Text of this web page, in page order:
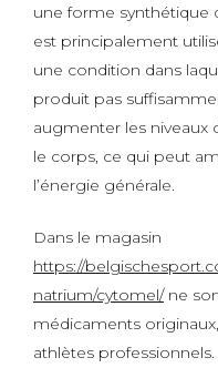
une forme synthétique
est principalement
une condition dans
produit pas
augmenter les niveaux
le corps, ce qui peut
l’énergie générale.
Dans le magasin
https://
natrium/cytomel/ne
médicaments
athlètes professionnels.